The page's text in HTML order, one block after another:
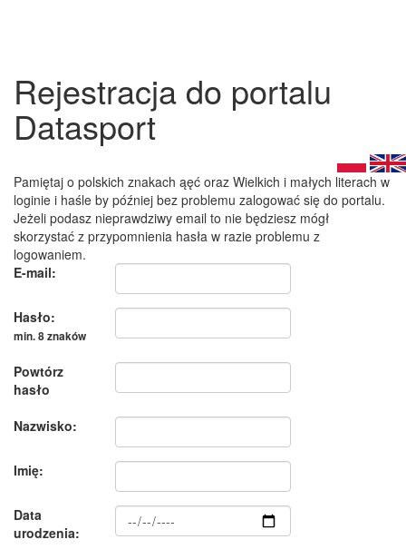
Rejestracja do portalu
Datasport
Pamiętaj o polskich znakach ąęć oraz Wielkich i małych literach w
loginie i haśle by później bez problemu zalogować się do portalu.
Jeżeli podasz nieprawdziwy email to nie będziesz mógł
skorzystać z przypomnienia hasła w razie problemu z
logowaniem.
E-mail:
Hasło:
min. 8 znaków
Powtórz
hasło
Nazwisko:
Imię:
Data
urodzenia: